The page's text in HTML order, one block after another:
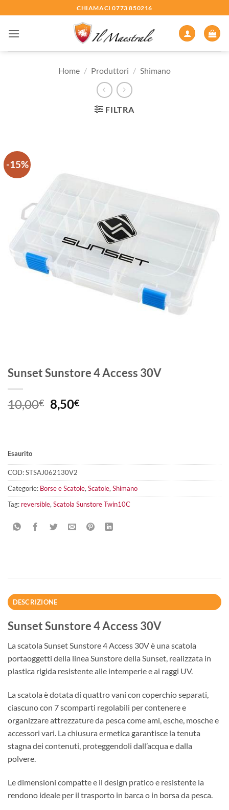
ai
contenuti
CHIAMACI 0773 850216
Home / Produttori / Shimano
FILTRA
-15%
Sunset Sunstore 4 Access 30V
10,00€ Il
prezzo
8,50€Il
Esaurito
COD:STSAJ062130V2
Categorie: Borse e Scatole, Scatole, Shimano
Tag: reversible, Scatola Sunstore Twin10C
DESCRIZIONE
Sunset Sunstore 4 Access 30V
La scatola Sunset Sunstore 4 Access 30V è una scatola
portaoggetti della linea Sunstore della Sunset, realizzata in
plastica rigida resistente alle intemperie e ai raggi UV.
La scatola è dotata di quattro vani con coperchio separati,
ciascuno con 7 scomparti regolabili per contenere e
organizzare attrezzature da pesca come ami, esche, mosche e
accessori vari. La chiusura ermetica garantisce la tenuta
stagna dei contenuti, proteggendoli dall’acqua e dalla
polvere.
Le dimensioni compatte e il design pratico e resistente la
rendono ideale per il trasporto in barca o in borsa da pesca.